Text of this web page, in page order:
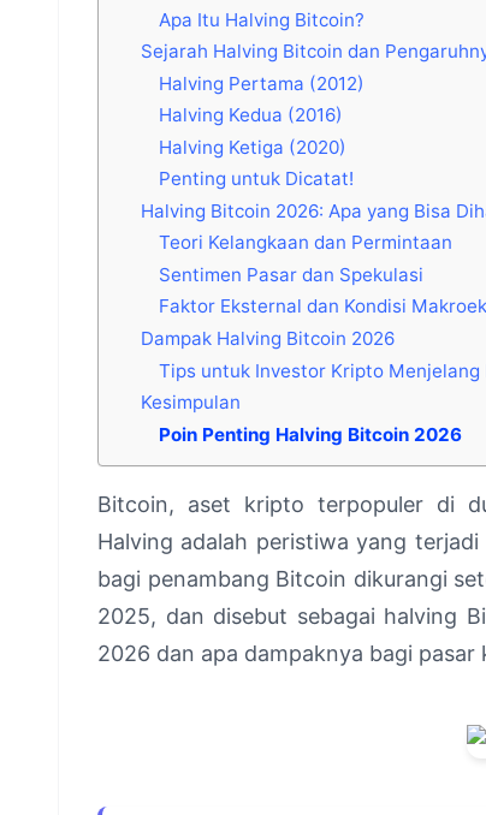
Apa Itu Halving Bitcoin?
Sejarah Halving Bitcoin dan
Halving Pertama (2012)
Halving Kedua (2016)
Halving Ketiga (2020)
Penting untuk Dicatat!
Halving Bitcoin 2026: Apa yang Bisa
Teori Kelangkaan dan Permintaan
Sentimen Pasar dan Spekulasi
Faktor Eksternal dan Kondisi
Dampak Halving Bitcoin 2026
Tips untuk Investor Kripto Menjelang
Kesimpulan
Poin Penting Halving Bitcoin 2026
Bitcoin, aset kripto terpopuler di
Halving adalah peristiwa yang
bagi penambang Bitcoin dikurangi
2025, dan disebut sebagai halving
2026 dan apa dampaknya bagi